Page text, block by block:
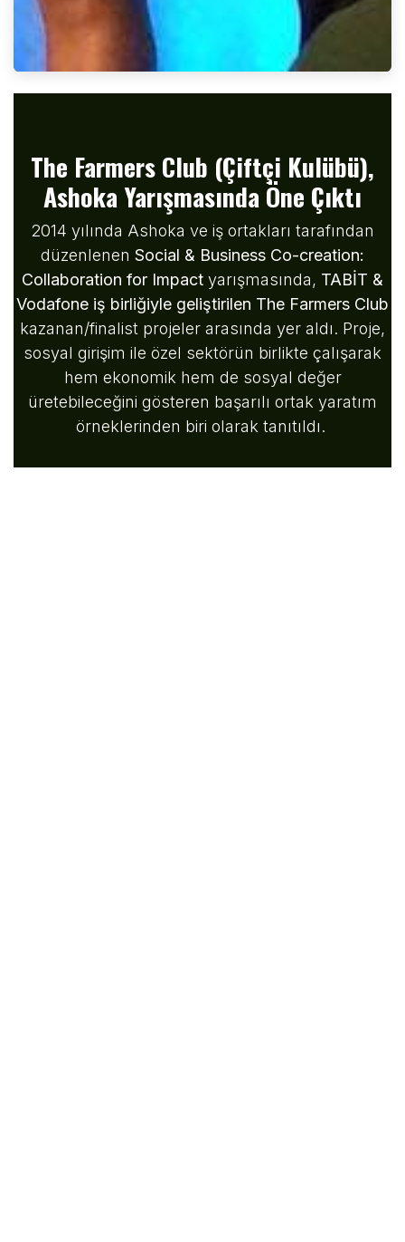
The Farmers Club (Çiftçi Kulübü),
Ashoka Yarışmasında Öne Çıktı
2014 yılında Ashoka ve iş ortakları tarafından
düzenlenen Social & Business Co-creation:
Collaboration for Impact yarışmasında, TABİT &
Vodafone iş birliğiyle geliştirilen The Farmers Club
kazanan/finalist projeler arasında yer aldı. Proje,
sosyal girişim ile özel sektörün birlikte çalışarak
hem ekonomik hem de sosyal değer
üretebileceğini gösteren başarılı ortak yaratım
örneklerinden biri olarak tanıtıldı.